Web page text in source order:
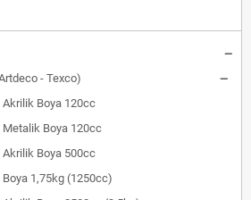
- Texco)
Boya 120cc
Boya 120cc
Boya 500cc
1,75kg (1250cc)